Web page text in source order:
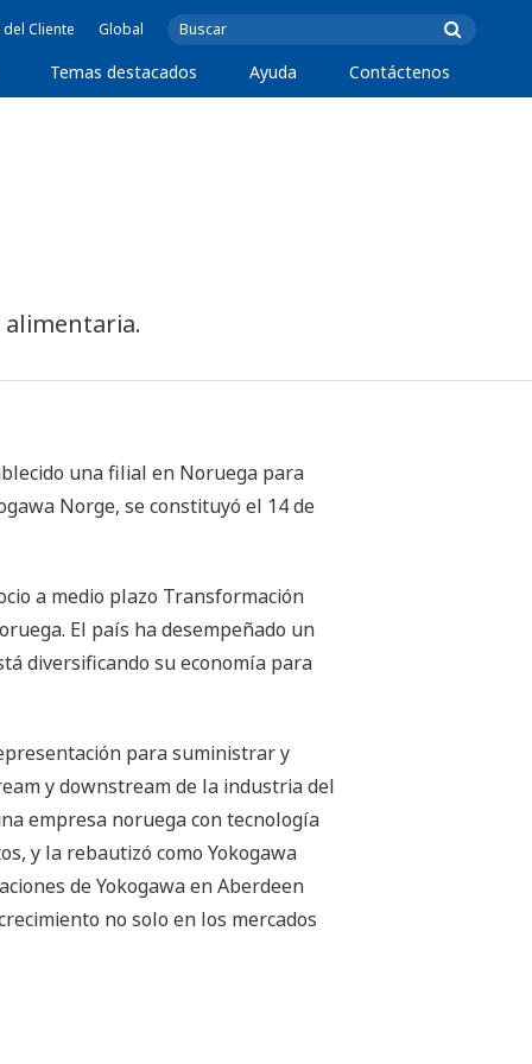
Cliente Global
Temas destacados Ayuda Contáctenos
una filial en Noruega para
Norge, se constituyó el 14 de
a medio plazo Transformación
El país ha desempeñado un
diversificando su economía para
para suministrar y
y downstream de la industria del
empresa noruega con tecnología
y la rebautizó como Yokogawa
de Yokogawa en Aberdeen
no solo en los mercados